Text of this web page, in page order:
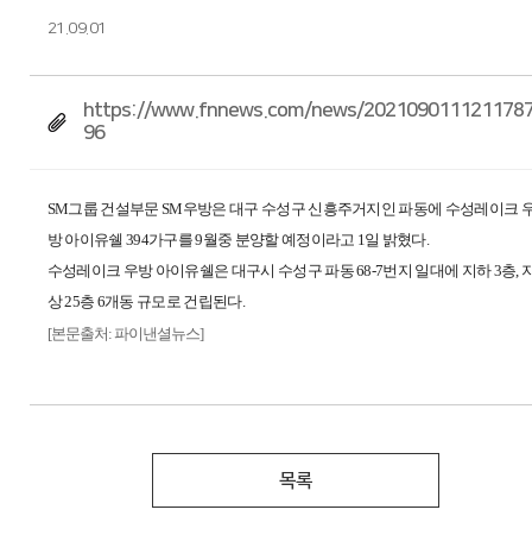
21.09.01
https://www.fnnews.com/news/
96
SM그룹 건설부문 SM우방은 대구 수성구 신흥주거지인 파동에 수성레이크
방 아이유쉘 394가구를 9월중 분양할 예정이라고 1일 밝혔다.
수성레이크 우방 아이유쉘은 대구시 수성구 파동 68-7번지 일대에 지하 3층,
상 25층 6개동 규모로 건립된다.
[본문출처: 파이낸셜뉴스]
목록